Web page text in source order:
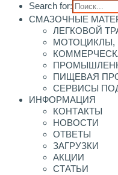
Search for:
СМАЗОЧНЫЕ
ЛЕГКОВОЙ
МОТОЦИКЛЫ,
ПИЩЕВАЯ
СЕРВИСЫ
ИНФОРМАЦИЯ
КОНТАКТЫ
НОВОСТИ
ОТВЕТЫ
ЗАГРУЗКИ
АКЦИИ
СТАТЬИ